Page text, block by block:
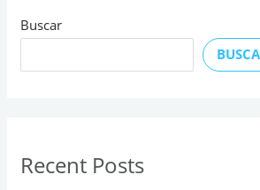
Buscar
Recent Posts